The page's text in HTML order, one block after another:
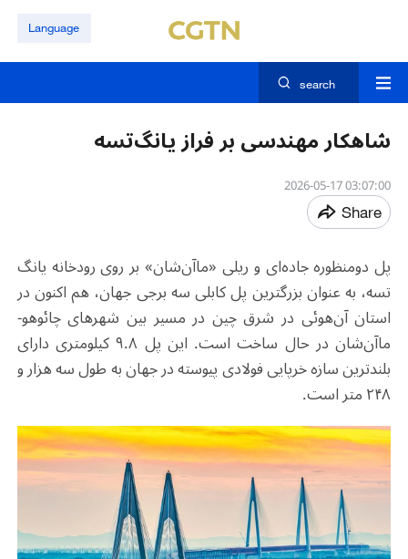
Language
search
شاهکار مهندسی بر فراز یانگ‌تسه
03:07:00 2026-05-17
Share
پل دومنظوره جاده‌ای و ریلی «ماآن‌شان» بر روی رودخانه یانگ
تسه، به عنوان بزرگترین پل کابلی سه برجی جهان، هم اکنون در
استان آن‌هوئی در شرق چین در مسیر بین شهرهای چائوهو-
ماآن‌شان در حال ساخت است. این پل ۹.۸ کیلومتری دارای
بلندترین سازه خرپایی فولادی پیوسته در جهان به طول سه هزار و
۲۴۸ متر است
.